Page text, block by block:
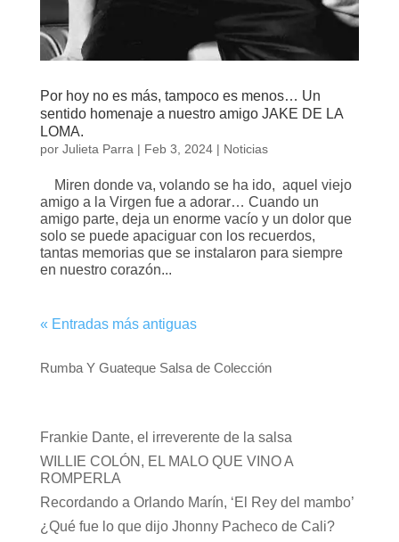
Por hoy no es más, tampoco es menos… Un
sentido homenaje a nuestro amigo JAKE DE LA
LOMA.
por Julieta Parra| Feb 3, 2024| Noticias
Miren donde va, volando se ha ido, aquel viejo
amigo a la Virgen fue a adorar… Cuando un
amigo parte, deja un enorme vacío y un dolor que
solo se puede apaciguar con los recuerdos,
tantas memorias que se instalaron para siempre
en nuestro corazón...
« Entradas más antiguas
Rumba Y Guateque Salsa de Colección
Frankie Dante, el irreverente de la salsa
WILLIE COLÓN, EL MALO QUE VINO A
ROMPERLA
Recordando a Orlando Marín, ‘El Rey del mambo’
¿Qué fue lo que dijo Jhonny Pacheco de Cali?